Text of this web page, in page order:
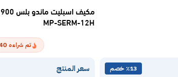
٪13 خصم
MP-SERM-12H
تم شراءه
سعر المنتج